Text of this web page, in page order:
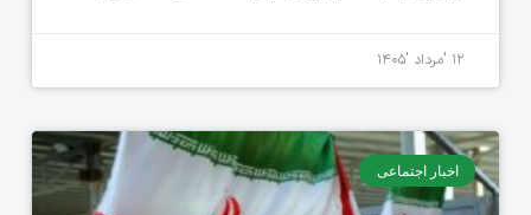
۱۲ 'مرداد '۱۴۰۵
اخبار اجتماعی